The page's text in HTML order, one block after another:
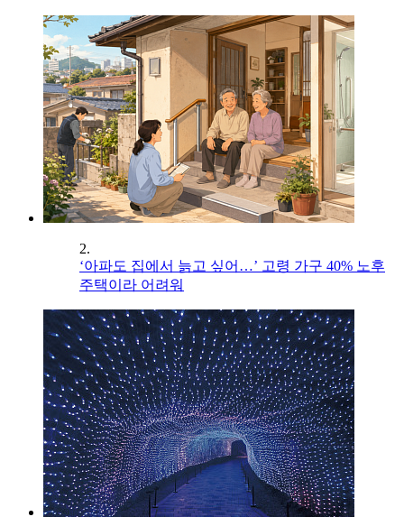
2.
‘아파도 집에서 늙고 싶어…’ 고령 가구 40% 노후
주택이라 어려워